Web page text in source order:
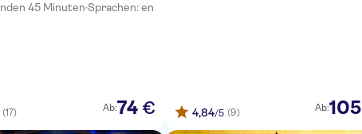
45 Minuten·Sprachen: en
(17) Ab:74 € 4,84/5 (9) Ab:105